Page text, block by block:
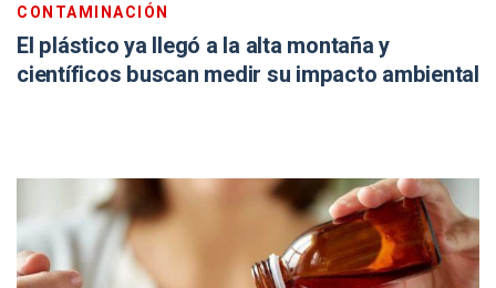
CONTAMINACIÓN
El plástico ya llegó a la alta montaña y
científicos buscan medir su impacto ambiental